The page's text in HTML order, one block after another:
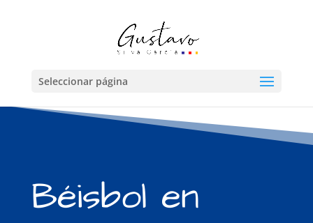
Seleccionar página
Béisbol en